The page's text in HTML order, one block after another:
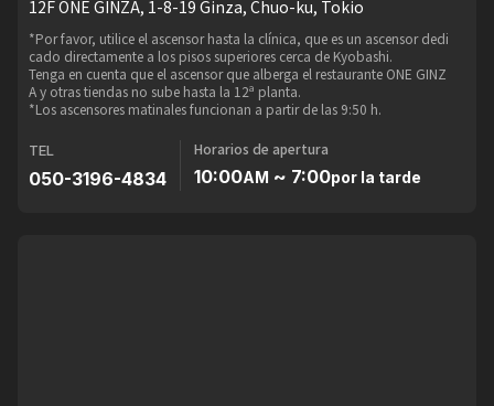
12F ONE GINZA, 1-8-19 Ginza, Chuo-ku, Tokio
*Por favor, utilice el ascensor hasta la clínica, que es un ascensor dedi
cado directamente a los pisos superiores cerca de Kyobashi.
Tenga en cuenta que el ascensor que alberga el restaurante ONE GINZ
A y otras tiendas no sube hasta la 12ª planta.
*Los ascensores matinales funcionan a partir de las 9:50 h.
TEL
050-3196-4834
Horarios de apertura
10:00AM ~ 7:00por la tarde